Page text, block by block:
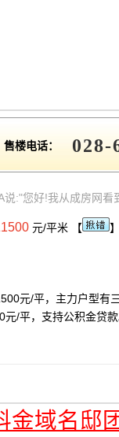
售楼电话： 028-
说:"您好!我从成房网看
元/平米 【
元/平，主力户型
/平，支持公积金贷
金域名邸